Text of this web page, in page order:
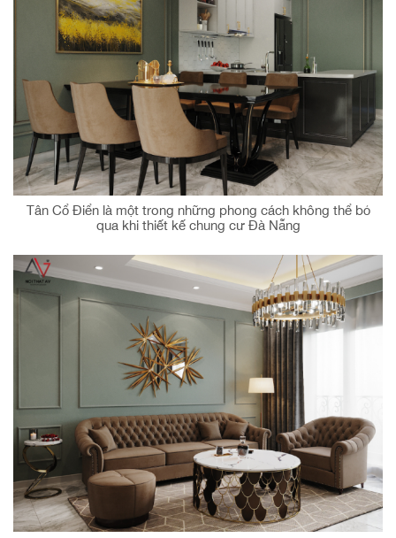
Tân Cổ Điển là một trong những phong cách không thể bỏ
qua khi thiết kế chung cư Đà Nẵng